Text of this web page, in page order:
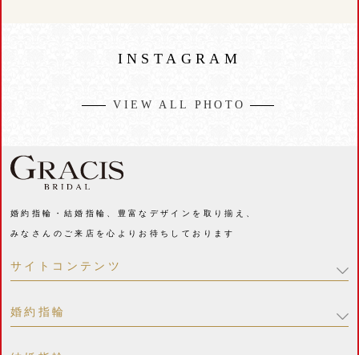
INSTAGRAM
VIEW ALL PHOTO
婚約指輪・結婚指輪、豊富なデザインを取り揃え、
みなさんのご来店を心よりお待ちしております
サイトコンテンツ
婚約指輪